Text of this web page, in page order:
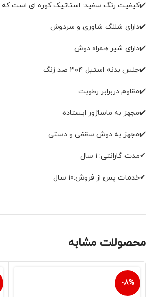
✔️کیفیت رنگ سفید: استاتیک کوره ای است که
✔️دارای شلنگ شاوری و سردوش
✔️دارای شیر همراه دوش
✔️جنس بدنه استیل ۳۰۴ ضد زنگ
✔️مقاوم دربرابر رطوبت
✔️مجهز به ماساژور ایستاده
✔️مجهز به دوش سقفی و دستی
✔مدت گارانتی: ۱ سال
✔خدمات پس از فروش:۱۰ سال
محصولات مشابه
-8%